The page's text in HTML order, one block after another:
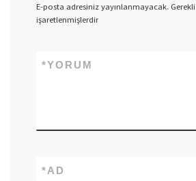
E-posta adresiniz yayınlanmayacak.
işaretlenmişlerdir
YORUM
*
AD
*